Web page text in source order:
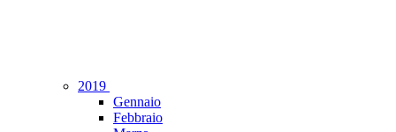
2019
Gennaio
Febbraio